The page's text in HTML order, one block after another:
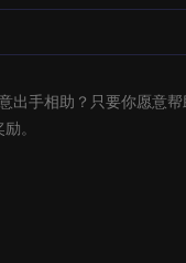
手相助？只要你愿意帮
。